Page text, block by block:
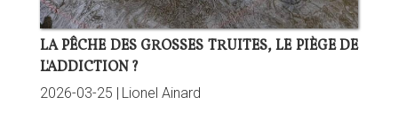
LA PÊCHE DES GROSSES TRUITES, LE PIÈGE DE
L'ADDICTION ?
2026-03-25 | Lionel Ainard